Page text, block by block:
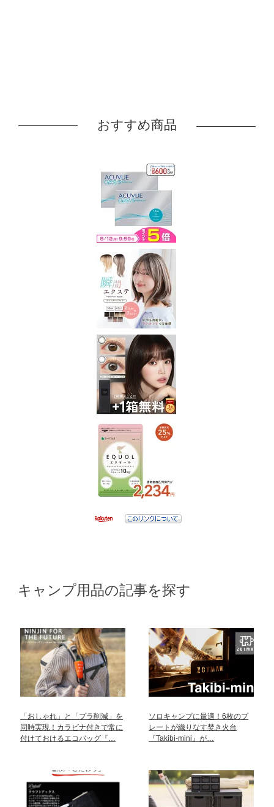
おすすめ商品
キャンプ用品の記事を探す
「おしゃれ」と「プラ削減」を
同時実現！カラビナ付きで常に
付けておけるエコバッグ『…
ソロキャンプに最適！6枚のプ
レートが織りなす焚き火台
『Takibi-mini』が…